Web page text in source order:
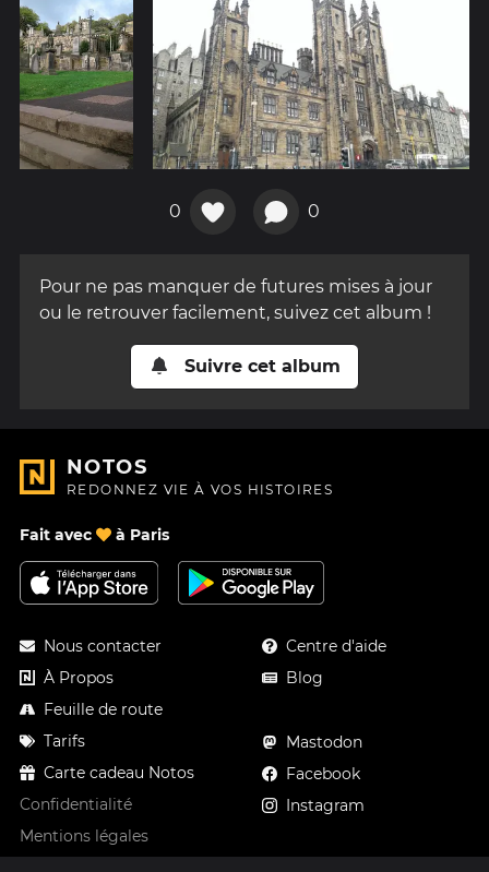
0 0
Pour ne pas manquer de futures mises à jour
ou le retrouver facilement, suivez cet album !
Suivre cet album
NOTOS
REDONNEZ VIE À VOS HISTOIRES
Fait avec à Paris
Nous contacter
À Propos
Feuille de route
Tarifs
Carte cadeau Notos
Confidentialité
Mentions légales
Centre d'aide
Blog
Mastodon
Facebook
Instagram